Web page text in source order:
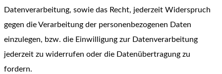
Datenverarbeitung, sowie das Recht, jederzeit Widerspruch
gegen die Verarbeitung der personenbezogenen Daten
einzulegen, bzw. die Einwilligung zur Datenverarbeitung
jederzeit zu widerrufen oder die Datenübertragung zu
fordern.